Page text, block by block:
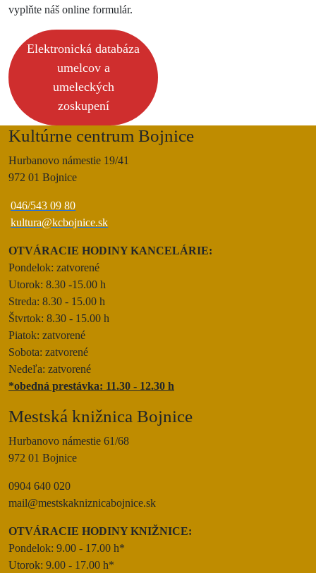
vyplňte náš online formulár.
Elektronická databáza
umelcov a
umeleckých
zoskupení
Kultúrne centrum Bojnice
Hurbanovo námestie 19/41
972 01 Bojnice
046/543 09 80
kultura@kcbojnice.sk
OTVÁRACIE HODINY KANCELÁRIE:
Pondelok: zatvorené
Utorok: 8.30 -15.00 h
Streda: 8.30 - 15.00 h
Štvrtok: 8.30 - 15.00 h
Piatok: zatvorené
Sobota: zatvorené
Nedeľa: zatvorené
*obedná prestávka: 11.30 - 12.30 h
Mestská knižnica Bojnice
Hurbanovo námestie 61/68
972 01 Bojnice
0904 640 020
mail@mestskakniznicabojnice.sk
OTVÁRACIE HODINY KNIŽNICE:
Pondelok: 9.00 - 17.00 h*
Utorok: 9.00 - 17.00 h*